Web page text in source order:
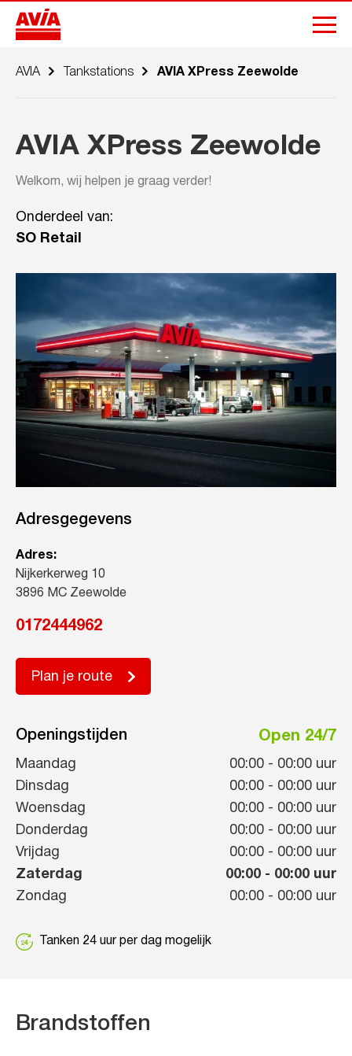
AVIA Tankstations AVIA XPress Zeewolde
AVIA XPress Zeewolde
Welkom, wij helpen je graag verder!
Onderdeel van:
SO Retail
Adresgegevens
Adres:
Nijkerkerweg 10
3896 MC Zeewolde
0172444962
Plan je route
Openingstijden Open 24/7
Maandag 00:00 - 00:00 uur
Dinsdag
00:00 - 00:00 uur
Woensdag
00:00 - 00:00 uur
Donderdag
00:00 - 00:00 uur
Vrijdag
00:00 - 00:00 uur
Zaterdag
00:00 - 00:00 uur
Zondag
00:00 - 00:00 uur
Tanken 24 uur per dag mogelijk
Brandstoffen